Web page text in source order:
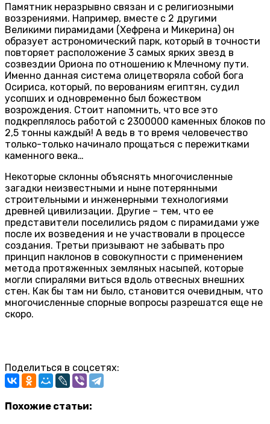
Памятник неразрывно связан и с религиозными
воззрениями. Например, вместе с 2 другими
Великими пирамидами (Хефрена и Микерина) он
образует астрономический парк, который в точности
повторяет расположение 3 самых ярких звезд в
созвездии Ориона по отношению к Млечному пути.
Именно данная система олицетворяла собой бога
Осириса, который, по верованиям египтян, судил
усопших и одновременно был божеством
возрождения. Стоит напомнить, что все это
подкреплялось работой с 2300000 каменных блоков по
2,5 тонны каждый! А ведь в то время человечество
только-только начинало прощаться с пережитками
каменного века…
Некоторые склонны объяснять многочисленные
загадки неизвестными и ныне потерянными
строительными и инженерными технологиями
древней цивилизации. Другие – тем, что ее
представители поселились рядом с пирамидами уже
после их возведения и не участвовали в процессе
создания. Третьи призывают не забывать про
принцип наклонов в совокупности с применением
метода протяженных земляных насыпей, которые
могли спиралями виться вдоль отвесных внешних
стен. Как бы там ни было, становится очевидным, что
многочисленные спорные вопросы разрешатся еще не
скоро.
Поделиться в соцсетях:
Похожие статьи: